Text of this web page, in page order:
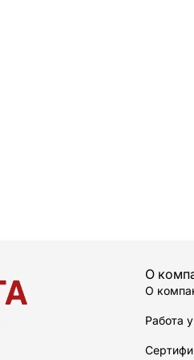
О
О
Работа